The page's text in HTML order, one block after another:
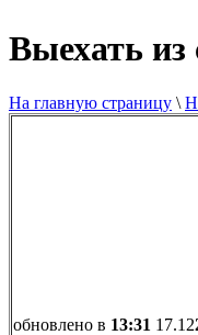
Выехать из
На главную страницу \
обновлено в 13:31 17.12